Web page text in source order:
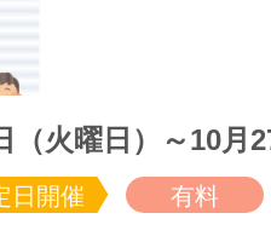
（火曜日）～10月
日開催 有料